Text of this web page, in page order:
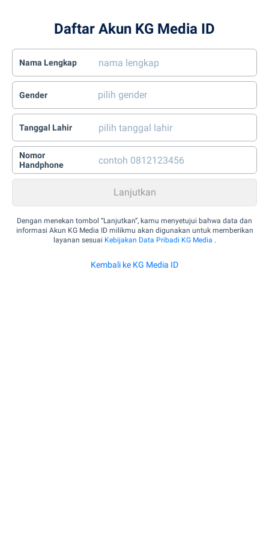
Daftar Akun KG Media ID
Nama Lengkap
Gender
Tanggal Lahir
Nomor
Handphone
Dengan menekan tombol “Lanjutkan”, kamu menyetujui bahwa data dan
informasi Akun KG Media ID milikmu akan digunakan untuk memberikan
layanan sesuai Kebijakan Data Pribadi KG Media .
Kembali ke KG Media ID